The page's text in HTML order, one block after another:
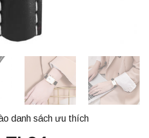
danh sách ưu thích